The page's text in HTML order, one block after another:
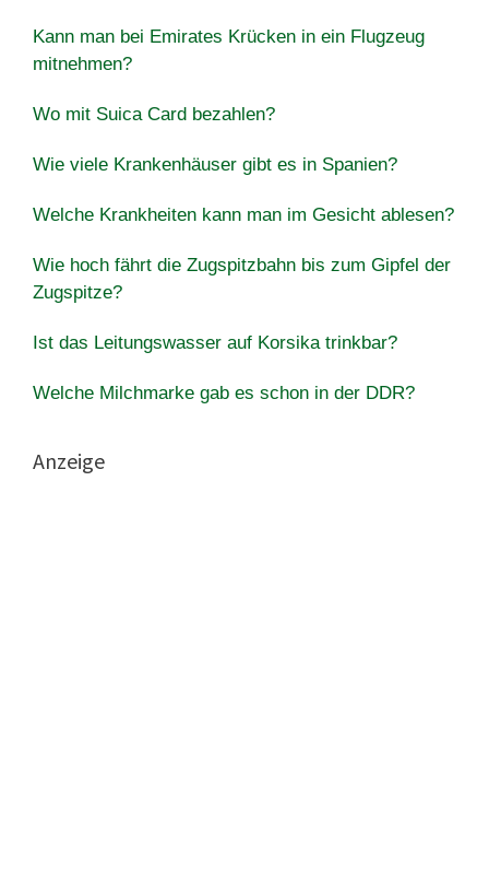
Kann man bei Emirates Krücken in ein Flugzeug
mitnehmen?
Wo mit Suica Card bezahlen?
Wie viele Krankenhäuser gibt es in Spanien?
Welche Krankheiten kann man im Gesicht ablesen?
Wie hoch fährt die Zugspitzbahn bis zum Gipfel der
Zugspitze?
Ist das Leitungswasser auf Korsika trinkbar?
Welche Milchmarke gab es schon in der DDR?
Anzeige